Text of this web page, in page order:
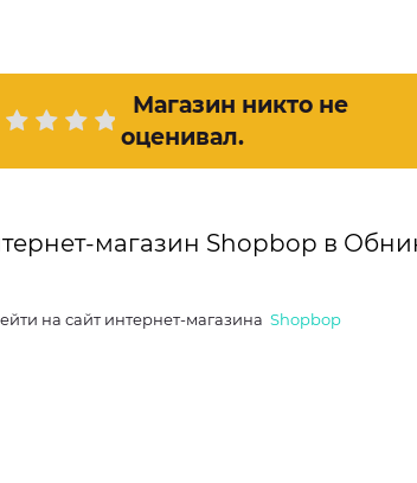
Магазин никто не
оценивал.
магазин Shopbop в
на сайт интернет-магазина Shopbop